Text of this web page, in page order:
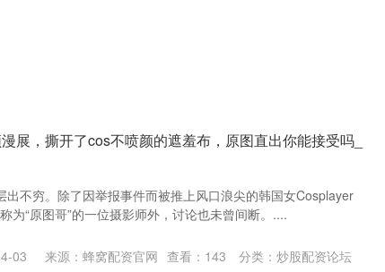
展，撕开了cos不喷颜的遮羞布，原图直出你能接受吗_
出不穷。除了因举报事件而被推上风口浪尖的韩国女Cosplayer
为“原图哥”的一位摄影师外，讨论也未曾间断。....
03 来源：蜂窝配资官网 查看： 143 分类： 炒股配资论坛